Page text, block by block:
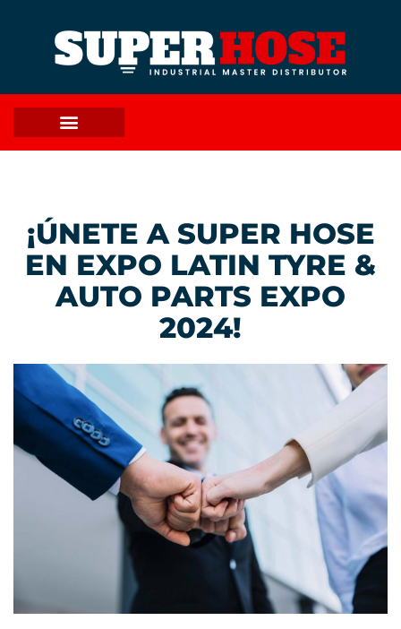
¡ÚNETE A SUPER HOSE
EN EXPO LATIN TYRE &
AUTO PARTS EXPO
2024!